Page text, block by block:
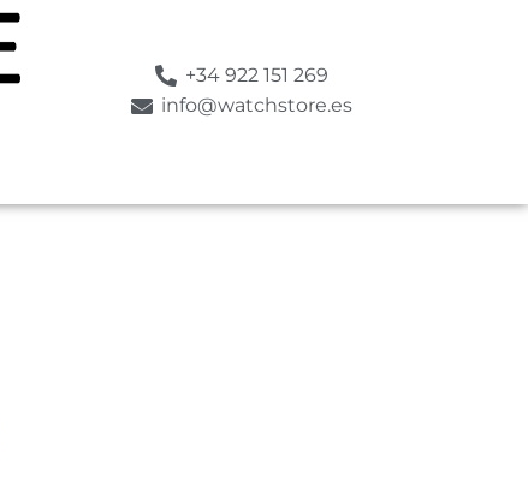
+34 922 151 269
info@watchstore.es